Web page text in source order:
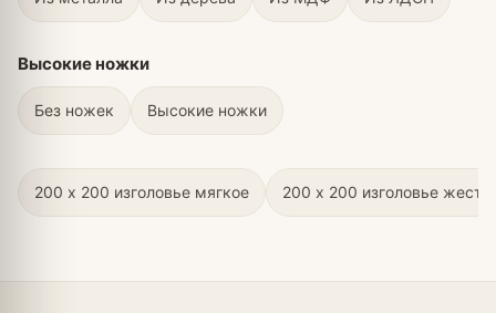
Высокие ножки
Без ножек Высокие ножки
200 х 200 изголовье мягкое 200 х 200 изголовье